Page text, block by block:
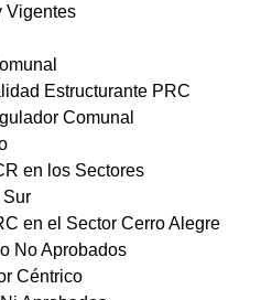
Vigentes
Estructurante PRC
Comunal
en los Sectores
Sur
en el Sector Cerro Alegre
No Aprobados
Céntrico